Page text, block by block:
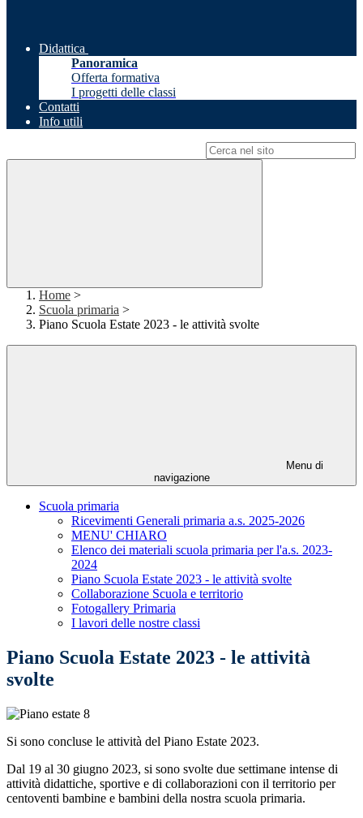
Didattica
Panoramica
Offerta formativa
I progetti delle classi
Contatti
Info utili
Home >
Scuola primaria >
Piano Scuola Estate 2023 - le attività svolte
Menu di
navigazione
Scuola primaria
Ricevimenti Generali primaria a.s. 2025-2026
MENU' CHIARO
Elenco dei materiali scuola primaria per l'a.s. 2023-
2024
Piano Scuola Estate 2023 - le attività svolte
Collaborazione Scuola e territorio
Fotogallery Primaria
I lavori delle nostre classi
Piano Scuola Estate 2023 - le attività
svolte
Si sono concluse le attività del Piano Estate 2023.
Dal 19 al 30 giugno 2023, si sono svolte due settimane intense di
attività didattiche, sportive e di collaborazioni con il territorio per
centoventi bambine e bambini della nostra scuola primaria.